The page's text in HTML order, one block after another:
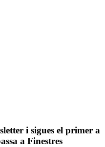
i sigues el primer a
a Finestres